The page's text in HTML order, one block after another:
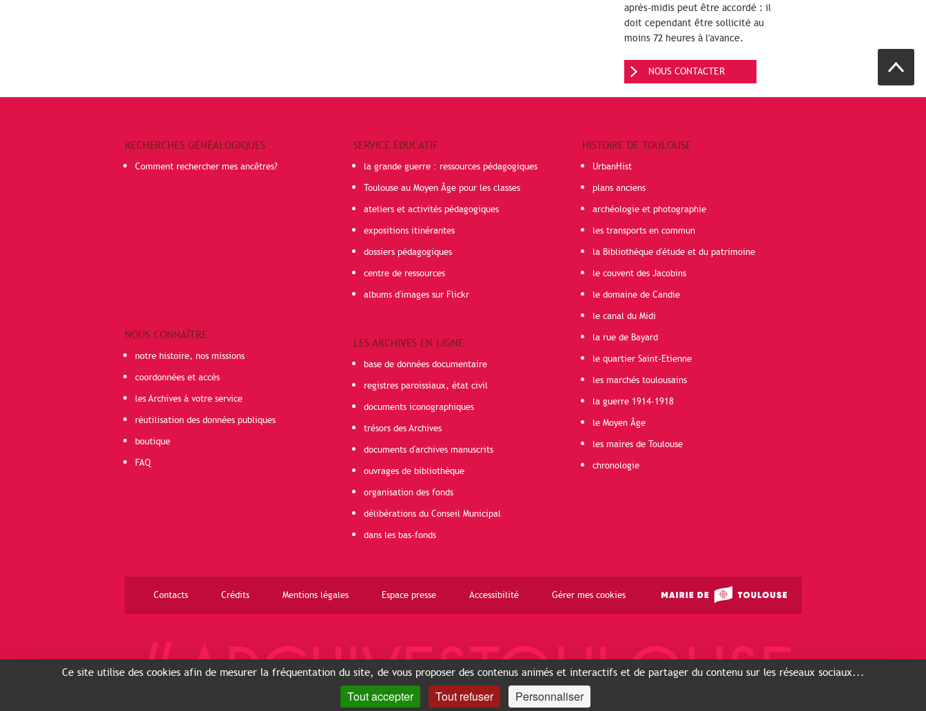
après-midis peut être accordé : il
doit cependant être sollicité au
moins 72 heures à l'avance.
NOUS CONTACTER
RECHERCHES GÉNÉALOGIQUES
Comment rechercher mes ancêtres?
NOUS CONNAÎTRE
notre histoire, nos missions
coordonnées et accès
les Archives à votre service
réutilisation des données publiques
boutique
FAQ
SERVICE ÉDUCATIF
la grande guerre : ressources pédagogiques
Toulouse au Moyen Âge pour les classes
ateliers et activités pédagogiques
expositions itinérantes
dossiers pédagogiques
centre de ressources
albums d'images sur Flickr
LES ARCHIVES EN LIGNE
base de données documentaire
registres paroissiaux, état civil
documents iconographiques
trésors des Archives
documents d'archives manuscrits
ouvrages de bibliothèque
organisation des fonds
délibérations du Conseil Municipal
dans les bas-fonds
HISTOIRE DE TOULOUSE
UrbanHist
plans anciens
archéologie et photographie
les transports en commun
la Bibliothèque d'étude et du patrimoine
le couvent des Jacobins
le domaine de Candie
le canal du Midi
la rue de Bayard
le quartier Saint-Etienne
les marchés toulousains
la guerre 1914-1918
le Moyen Âge
les maires de Toulouse
chronologie
Contacts Crédits Mentions légales Espace presse Accessibilité Gérer mes cookies
Ce site utilise des cookies afin de mesurer la fréquentation du site, de vous proposer des contenus animés et interactifs et de partager du contenu sur les réseaux sociaux...
Tout accepter Tout refuser Personnaliser